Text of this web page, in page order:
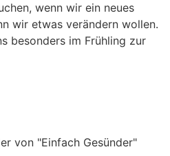
wenn wir ein neues
wir etwas verändern wollen.
besonders im Frühling zur